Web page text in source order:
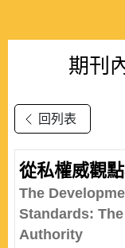
期刊
回列表
從私權威觀
The
Standards:
Authority